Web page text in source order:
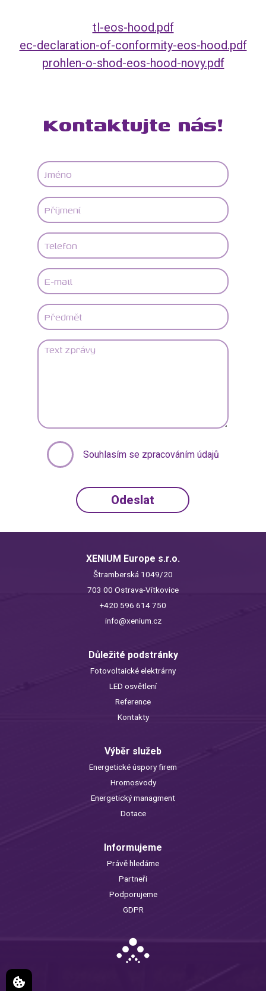
tl-eos-hood.pdf
ec-declaration-of-conformity-eos-hood.pdf
prohlen-o-shod-eos-hood-novy.pdf
Kontaktujte nás!
Souhlasím se zpracováním údajů
XENIUM Europe s.r.o.
Štramberská 1049/20
703 00 Ostrava-Vítkovice
+420 596 614 750
info@xenium.cz
Důležité podstránky
Fotovoltaické elektrárny
LED osvětlení
Reference
Kontakty
Výběr služeb
Energetické úspory firem
Hromosvody
Energetický managment
Dotace
Informujeme
Právě hledáme
Partneři
Podporujeme
GDPR